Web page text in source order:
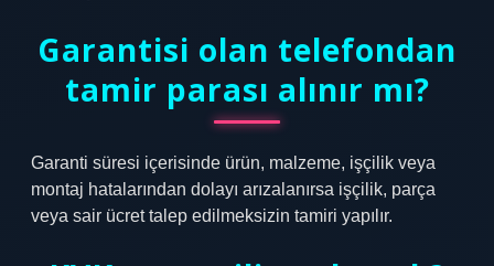
Garantisi olan telefondan
tamir parası alınır mı?
Garanti süresi içerisinde ürün, malzeme, işçilik veya
montaj hatalarından dolayı arızalanırsa işçilik, parça
veya sair ücret talep edilmeksizin tamiri yapılır.